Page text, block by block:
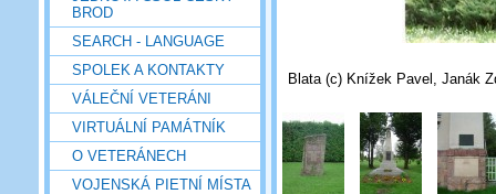
BROD
SEARCH - LANGUAGE
SPOLEK A KONTAKTY
VÁLEČNÍ VETERÁNI
VIRTUÁLNÍ PAMÁTNÍK
O VETERÁNECH
VOJENSKÁ PIETNÍ MÍSTA
Blata (c) Knížek Pavel, Janák